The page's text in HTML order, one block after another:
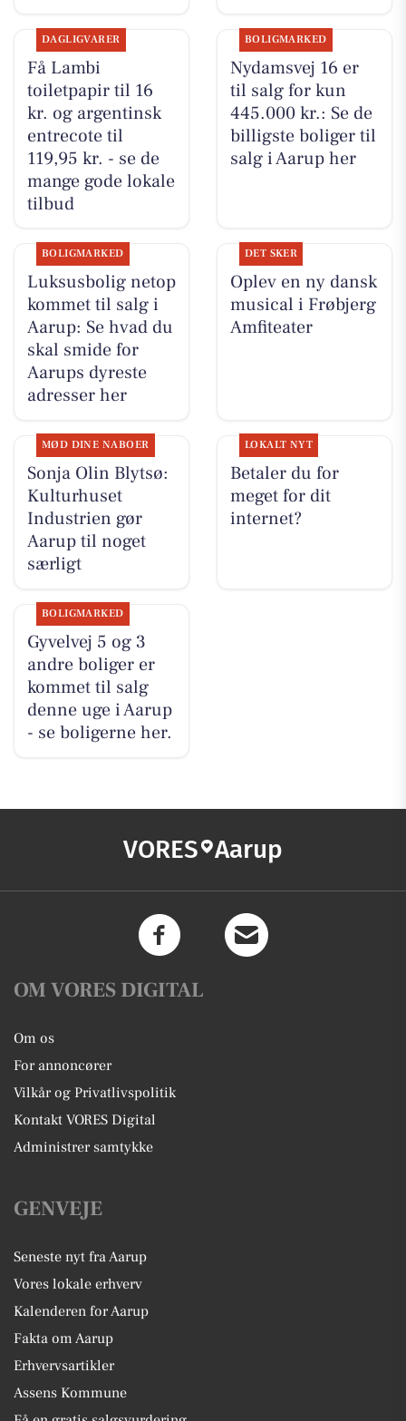
DAGLIGVARER
Få Lambi
toiletpapir til 16
kr. og argentinsk
entrecote til
119,95 kr. - se de
mange gode lokale
tilbud
BOLIGMARKED
Nydamsvej 16 er
til salg for kun
445.000 kr.: Se de
billigste boliger til
salg i Aarup her
BOLIGMARKED
Luksusbolig netop
kommet til salg i
Aarup: Se hvad du
skal smide for
Aarups dyreste
adresser her
DET SKER
Oplev en ny dansk
musical i Frøbjerg
Amfiteater
MØD DINE NABOER
Sonja Olin Blytsø:
Kulturhuset
Industrien gør
Aarup til noget
særligt
LOKALT NYT
Betaler du for
meget for dit
internet?
BOLIGMARKED
Gyvelvej 5 og 3
andre boliger er
kommet til salg
denne uge i Aarup
- se boligerne her.
VORES Aarup
OM VORES DIGITAL
Om os
For annoncører
Vilkår og Privatlivspolitik
Kontakt VORES Digital
Administrer samtykke
GENVEJE
Seneste nyt fra Aarup
Vores lokale erhverv
Kalenderen for Aarup
Fakta om Aarup
Erhvervsartikler
Assens Kommune